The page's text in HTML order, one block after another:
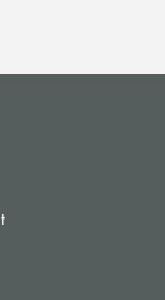
(si apre l’app di